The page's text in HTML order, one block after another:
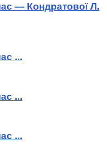
— Кондратової Л.
...
...
...